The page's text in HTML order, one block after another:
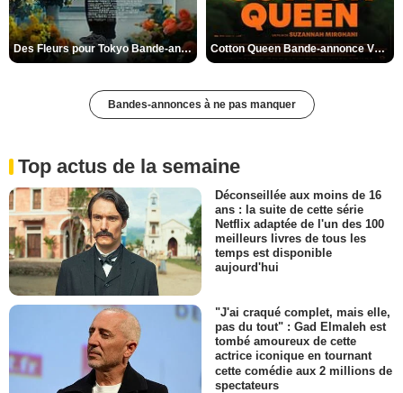
Des Fleurs pour Tokyo Bande-annonce VO STFR Cotton Queen Bande-annonce VO STFR
Bandes-annonces à ne pas manquer
Top actus de la semaine
Déconseillée aux moins de 16
ans : la suite de cette série
Netflix adaptée de l'un des 100
meilleurs livres de tous les
temps est disponible
aujourd'hui
"J'ai craqué complet, mais elle,
pas du tout" : Gad Elmaleh est
tombé amoureux de cette
actrice iconique en tournant
cette comédie aux 2 millions de
spectateurs